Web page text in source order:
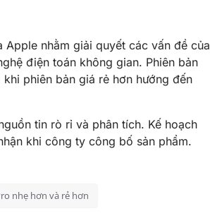
nhằm giải quyết các vấn đề của
điện toán không gian. Phiên bản
phiên bản giá rẻ hơn hướng đến
tin rò rỉ và phân tích. Kế hoạch
khi công ty công bố sản phẩm.
nhẹ hơn và rẻ hơn